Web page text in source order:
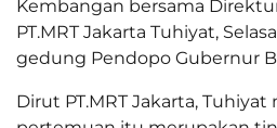
Kembangan bersama
PT.MRT Jakarta Tuhiyat,
gedung Pendopo Gubernur
Dirut PT.MRT Jakarta,